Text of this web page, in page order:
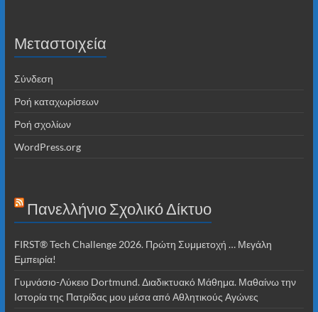
Μεταστοιχεία
Σύνδεση
Ροή καταχωρίσεων
Ροή σχολίων
WordPress.org
Πανελλήνιο Σχολικό Δίκτυο
FIRST® Tech Challenge 2026. Πρώτη Συμμετοχή … Μεγάλη
Εμπειρία!
Γυμνάσιο-Λύκειο Dortmund. Διαδικτυακό Μάθημα. Μαθαίνω την
Ιστορία της Πατρίδας μου μέσα από Αθλητικούς Αγώνες